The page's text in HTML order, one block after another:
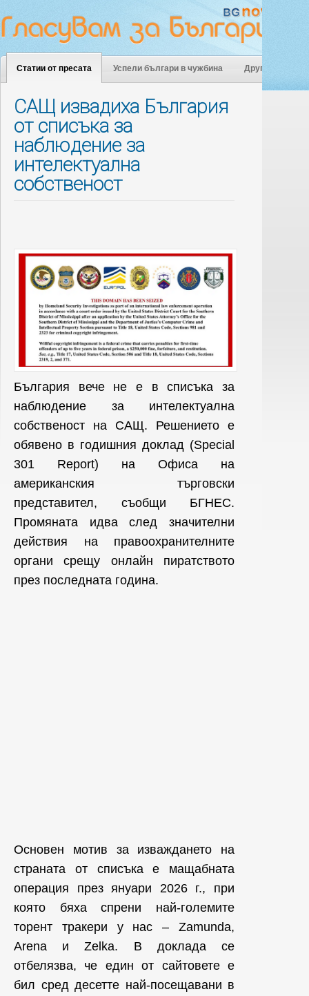
Статии от пресата Успели българи в чужбина Други
САЩ извадиха България
от списъка за
наблюдение за
интелектуална
собственост
България вече не е в списъка за
наблюдение за интелектуална
собственост на САЩ. Решението е
обявено в годишния доклад (Special
301 Report) на Офиса на
американския търговски
представител, съобщи БГНЕС.
Промяната идва след значителни
действия на правоохранителните
органи срещу онлайн пиратството
през последната година.
Основен мотив за изваждането на
страната от списъка е мащабната
операция през януари 2026 г., при
която бяха спрени най-големите
торент тракери у нас – Zamunda,
Arena и Zelka. В доклада се
отбелязва, че един от сайтовете е
бил сред десетте най-посещавани в